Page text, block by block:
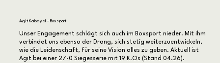
Agit Kabayel – Boxsport
Unser Engagement schlägt sich auch im Boxsport nieder. Mit ihm
verbindet uns ebenso der Drang, sich stetig weiterzuentwickeln,
wie die Leidenschaft, für seine Vision alles zu geben. Aktuell ist
Agit bei einer 27-0 Siegesserie mit 19 K.Os (Stand 04.26).